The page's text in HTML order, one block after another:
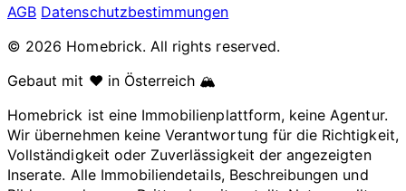
AGB Datenschutzbestimmungen
© 2026 Homebrick. All rights reserved.
Gebaut mit ❤️ in Österreich 🏔️
Homebrick ist eine Immobilienplattform, keine Agentur.
Wir übernehmen keine Verantwortung für die Richtigkeit,
Vollständigkeit oder Zuverlässigkeit der angezeigten
Inserate. Alle Immobiliendetails, Beschreibungen und